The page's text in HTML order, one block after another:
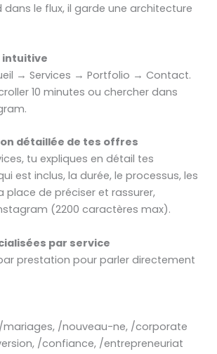
le flux, il garde une architecture
intuitive
→ Services → Portfolio → Contact.
10 minutes ou chercher dans
détaillée de tes offres
tu expliques en détail tes
est inclus, la durée, le processus, les
place de préciser et rassurer,
(2200 caractères max).
par service
prestation pour parler directement
/mariages, /nouveau-ne, /corporate
/confiance, /entrepreneuriat